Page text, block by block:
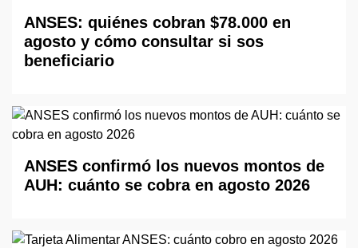
ANSES: quiénes cobran $78.000 en
agosto y cómo consultar si sos
beneficiario
ANSES confirmó los nuevos montos de
AUH: cuánto se cobra en agosto 2026